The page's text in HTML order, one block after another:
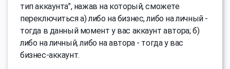
тип аккаунта”, нажав на который, сможете
переключиться а) либо на бизнес, либо на личный -
тогда в данный момент у вас аккаунт автора; б)
либо на личный, либо на автора - тогда у вас
бизнес-аккаунт.